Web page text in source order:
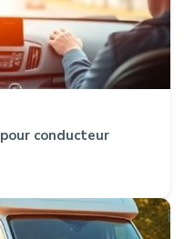
conducteur